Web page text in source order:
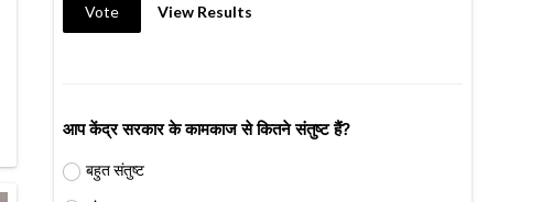
Vote View Results
आप केंद्र सरकार के कामकाज से कितने संतुष्ट हैं?
बहुत संतुष्ट